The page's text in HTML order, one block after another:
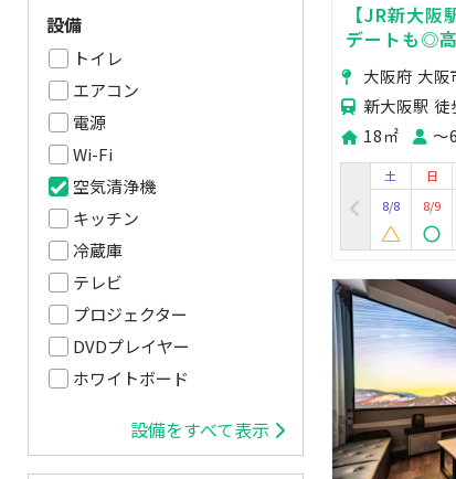
設備
テレビ
キッチン
プロジェクター
ホワイトボード
DVDプレイヤー
トイレ
冷蔵庫
エアコン
電源
Wi-Fi
空気清浄機
設備をすべて表示
【JR新大
デートも◎
㌅スクリー
ー、未成年
大阪府 大
新大阪駅 徒
18㎡
〜
土
8/8
日
8/9